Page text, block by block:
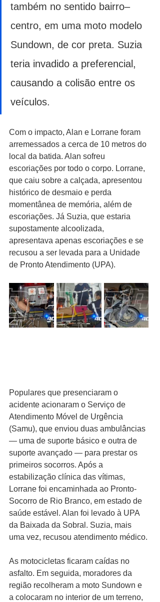
também no sentido bairro–
centro, em uma moto modelo
Sundown, de cor preta. Suzia
teria invadido a preferencial,
causando a colisão entre os
veículos.
Com o impacto, Alan e Lorrane foram
arremessados a cerca de 10 metros do
local da batida. Alan sofreu
escoriações por todo o corpo. Lorrane,
que caiu sobre a calçada, apresentou
histórico de desmaio e perda
momentânea de memória, além de
escoriações. Já Suzia, que estaria
supostamente alcoolizada,
apresentava apenas escoriações e se
recusou a ser levada para a Unidade
de Pronto Atendimento (UPA).
Populares que presenciaram o
acidente acionaram o Serviço de
Atendimento Móvel de Urgência
(Samu), que enviou duas ambulâncias
— uma de suporte básico e outra de
suporte avançado — para prestar os
primeiros socorros. Após a
estabilização clínica das vítimas,
Lorrane foi encaminhada ao Pronto-
Socorro de Rio Branco, em estado de
saúde estável. Alan foi levado à UPA
da Baixada da Sobral. Suzia, mais
uma vez, recusou atendimento médico.
As motocicletas ficaram caídas no
asfalto. Em seguida, moradores da
região recolheram a moto Sundown e
a colocaram no interior de um terreno,